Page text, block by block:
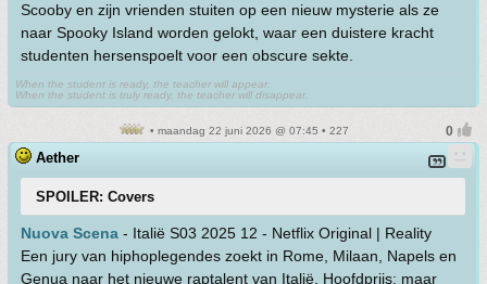
Scooby en zijn vrienden stuiten op een nieuw mysterie als ze
naar Spooky Island worden gelokt, waar een duistere kracht
studenten hersenspoelt voor een obscure sekte.
When the student is ready, the teacher will appear.
When the student is truly ready, the teacher will disappear.
• maandag 22 juni 2026 @ 07:45 • 227
Aether
SPOILER: Covers
Nuova Scena - Italië S03 2025 12 - Netflix Original | Reality
Een jury van hiphoplegendes zoekt in Rome, Milaan, Napels en
Genua naar het nieuwe raptalent van Italië. Hoofdprijs: maar